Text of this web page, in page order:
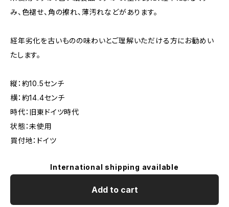
み、色褪せ、角の擦れ、薄汚れなどがあります。
経年劣化を古いものの味わいとご理解いただける方にお勧めい
たします。
縦：約10.5センチ
横：約14.4センチ
時代：旧東ドイツ時代
状態：未使用
買付地：ドイツ
International shipping available
Add to cart